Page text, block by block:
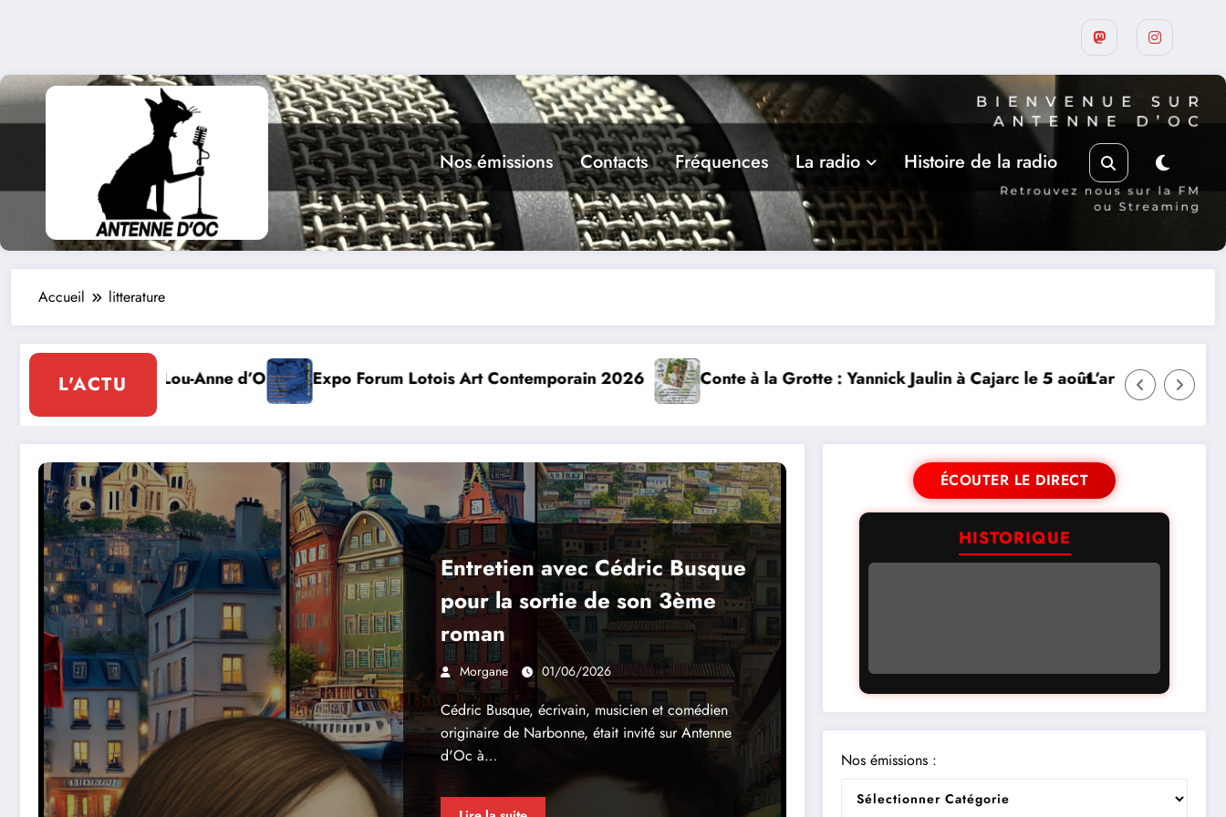
Nos émissions Contacts Fréquences La radio Histoire de la radio
Accueil litterature
L'ACTU
d’Olmeto Expo Forum Lotois Art Contemporain 2026 Conte à la Grotte : Yannick Jaulin à Cajarc le 5 aoûtL’art dans la rue 9ième édition à
Entretien avec Cédric Busque
pour la sortie de son 3ème
roman
Morgane 01/06/2026
Cédric Busque, écrivain, musicien et comédien
originaire de Narbonne, était invité sur Antenne
d'Oc à…
ÉCOUTER LE DIRECT
HISTORIQUE
Nos émissions :